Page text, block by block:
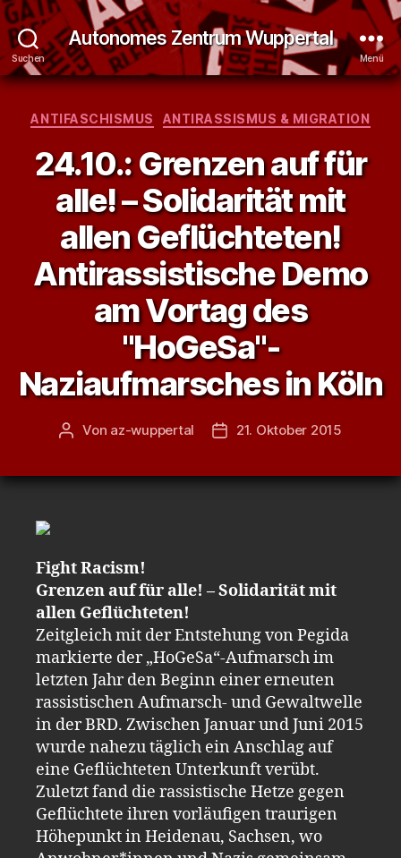
Suchen
Autonomes Zentrum Wuppertal
Menü
Kategorien
ANTIFASCHISMUS ANTIRASSISMUS & MIGRATION
24.10.: Grenzen auf für
alle! – Solidarität mit
allen Geflüchteten!
Antirassistische Demo
am Vortag des
"HoGeSa"-
Naziaufmarsches in Köln
Beitragsautor
Von az-wuppertal Veröffentlichungsdatum
21. Oktober 2015
Fight Racism!
Grenzen auf für alle! – Solidarität mit
allen Geflüchteten!
Zeitgleich mit der Entstehung von Pegida
markierte der „HoGeSa“-Aufmarsch im
letzten Jahr den Beginn einer erneuten
rassistischen Aufmarsch- und Gewaltwelle
in der BRD. Zwischen Januar und Juni 2015
wurde nahezu täglich ein Anschlag auf
eine Geflüchteten Unterkunft verübt.
Zuletzt fand die rassistische Hetze gegen
Geflüchtete ihren vorläufigen traurigen
Höhepunkt in Heidenau, Sachsen, wo